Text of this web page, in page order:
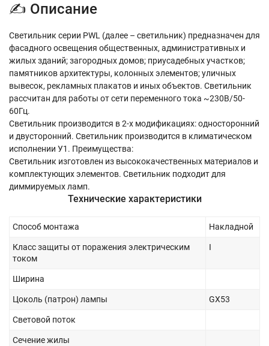
✍ Описание
Светильник серии PWL (далее – светильник) предназначен для
фасадного освещения общественных, административных и
жилых зданий; загородных домов; приусадебных участков;
памятников архитектуры, колонных элементов; уличных
вывесок, рекламных плакатов и иных объектов. Светильник
рассчитан для работы от сети переменного тока ~230В/50-
60Гц.
Светильник производится в 2-х модификациях: односторонний
и двусторонний. Светильник производится в климатическом
исполнении У1. Преимущества:
Светильник изготовлен из высококачественных материалов и
комплектующих элементов. Светильник подходит для
диммируемых ламп.
Технические характеристики
Способ монтажа Накладной
Класс защиты от поражения электрическим
током
I
Ширина
Цоколь (патрон) лампы GX53
Световой поток
Сечение жилы